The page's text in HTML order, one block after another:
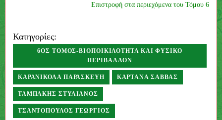
Επιστροφή στα περιεχόμενα του Τόμου 6
Κατηγορίες:
6ΟΣ ΤΌΜΟΣ-ΒΙΟΠΟΙΚΙΛΌΤΗΤΑ ΚΑΙ ΦΥΣΙΚΌ
ΠΕΡΙΒΆΛΛΟΝ
ΚΑΡΑΝΙΚΌΛΑ ΠΑΡΑΣΚΕΥΉ ΚΑΡΤΑΝΆ ΣΆΒΒΑΣ
ΤΑΜΠΆΚΗΣ ΣΤΥΛΙΑΝΌΣ
ΤΣΑΝΤΌΠΟΥΛΟΣ ΓΕΏΡΓΙΟΣ